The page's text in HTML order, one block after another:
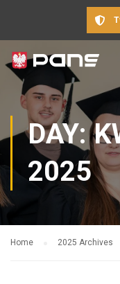
DAY:
2025
Home 2025 Archives